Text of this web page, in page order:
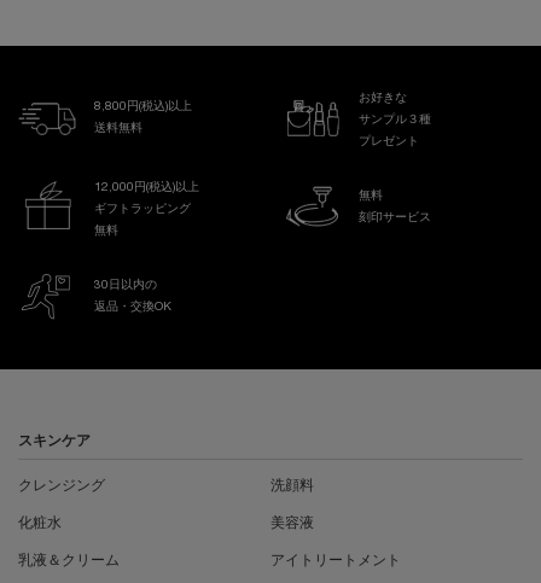
8,800円(税込)以上
送料無料
お好きな
サンプル３種
プレゼント
12,000円(税込)以上
ギフトラッピング
無料
無料
刻印サービス
30日以内の
返品・交換OK
スキンケア
クレンジング 洗顔料
化粧水 美容液
乳液＆クリーム アイトリートメント